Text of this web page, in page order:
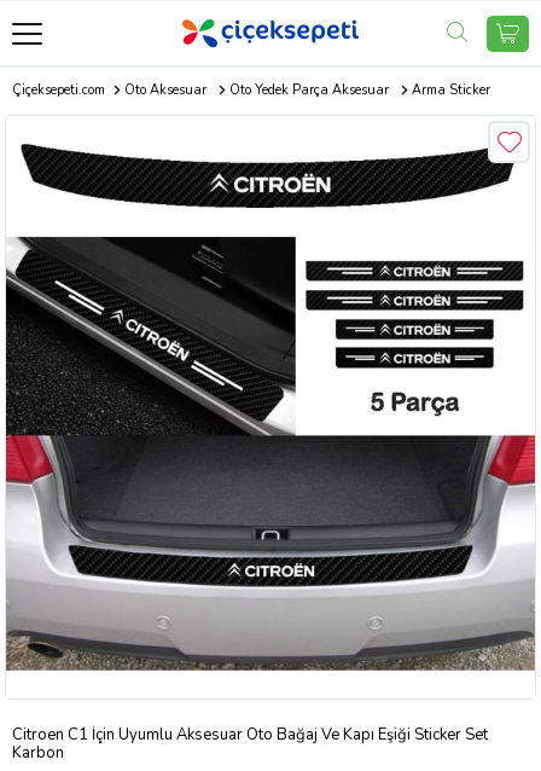
Çiçeksepeti.com Oto Aksesuar Oto Yedek Parça Aksesuar Arma Sticker
Citroen C1 İçin Uyumlu Aksesuar Oto Bağaj Ve Kapı Eşiği Sticker Set
Karbon